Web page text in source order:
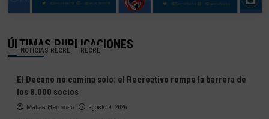
ÚLTIMAS PUBLICACIONES
NOTICIAS RECRE RECRE
El Decano no camina solo: el Recreativo rompe la barrera de
los 8.000 socios
Matias Hermoso agosto 9, 2026